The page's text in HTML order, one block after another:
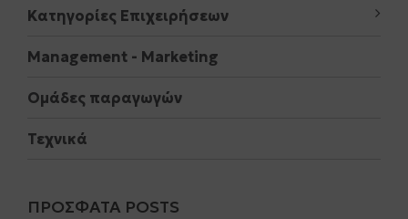
Κατηγορίες Επιχειρήσεων
Μanagement - Marketing
Ομάδες παραγωγών
Τεχνικά
ΠΡΌΣΦΑΤΑ POSTS